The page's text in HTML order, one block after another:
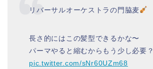
リバーサルオーケストラの門脇麦
長さ的にはこの髪型できるかな〜
パーマやると縮むからもう少し必要？
pic.twitter.com/sNr60UZm68